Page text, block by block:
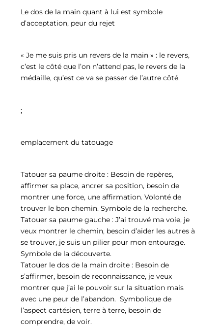
Le dos de la main quant à lui est symbole
d’acceptation, peur du rejet
« Je me suis pris un revers de la main » : le revers,
c’est le côté que l’on n’attend pas, le revers de la
médaille, qu’est ce va se passer de l’autre côté.
;
emplacement du tatouage
Tatouer sa paume droite : Besoin de repères,
affirmer sa place, ancrer sa position, besoin de
montrer une force, une affirmation. Volonté de
trouver le bon chemin. Symbole de la recherche.
Tatouer sa paume gauche : J’ai trouvé ma voie, je
veux montrer le chemin, besoin d’aider les autres à
se trouver, je suis un pilier pour mon entourage.
Symbole de la découverte.
Tatouer le dos de la main droite : Besoin de
s’affirmer, besoin de reconnaissance, je veux
montrer que j’ai le pouvoir sur la situation mais
avec une peur de l’abandon. Symbolique de
l’aspect cartésien, terre à terre, besoin de
comprendre, de voir.